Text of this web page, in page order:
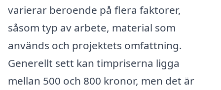
varierar beroende på flera faktorer,
såsom typ av arbete, material som
används och projektets omfattning.
Generellt sett kan timpriserna ligga
mellan 500 och 800 kronor, men det är